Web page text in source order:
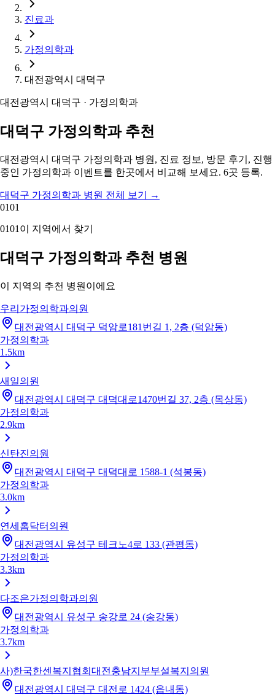
진료과
가정의학과
대전광역시 대덕구
대전광역시 대덕구 · 가정의학과
대덕구 가정의학과 추천
대전광역시 대덕구 가정의학과 병원, 진료 정보, 방문 후기, 진행
중인 가정의학과 이벤트를 한곳에서 비교해 보세요. 6곳 등록.
대덕구 가정의학과 병원 전체 보기
→
0101
0101 이 지역에서 찾기
대덕구 가정의학과 추천 병원
이 지역의 추천 병원이에요
우리가정의학과의원
대전광역시 대덕구 덕암로181번길 1, 2층 (덕암동)
가정의학과
1.5km
새일의원
대전광역시 대덕구 대덕대로1470번길 37, 2층 (목상동)
가정의학과
2.9km
신탄진의원
대전광역시 대덕구 대덕대로 1588-1 (석봉동)
가정의학과
3.0km
연세홈닥터의원
대전광역시 유성구 테크노4로 133 (관평동)
가정의학과
3.3km
다조은가정의학과의원
대전광역시 유성구 송강로 24 (송강동)
가정의학과
3.7km
사)한국한센복지협회대전충남지부부설복지의원
대전광역시 대덕구 대전로 1424 (읍내동)